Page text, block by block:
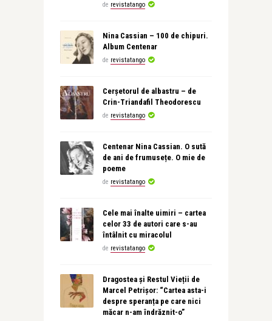
de revistatango
Nina Cassian – 100 de chipuri.
Album Centenar
de revistatango
Cerșetorul de albastru – de
Crin-Triandafil Theodorescu
de revistatango
Centenar Nina Cassian. O sută
de ani de frumusețe. O mie de
poeme
de revistatango
Cele mai înalte uimiri – cartea
celor 33 de autori care s-au
întâlnit cu miracolul
de revistatango
Dragostea și Restul Vieții de
Marcel Petrișor: “Cartea asta-i
despre speranța pe care nici
măcar n-am îndrăznit-o”